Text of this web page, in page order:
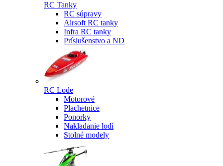
RC Tanky
RC súpravy
Airsoft RC tanky
Infra RC tanky
Príslušenstvo a ND
RC Lode
Motorové
Plachetnice
Ponorky
Nakladanie lodí
Stolné modely